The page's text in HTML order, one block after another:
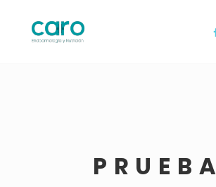
PRUEBA